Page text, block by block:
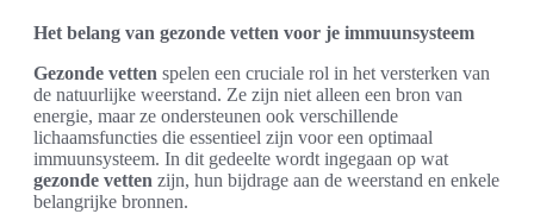
Het belang van gezonde vetten voor je immuunsysteem
Gezonde vetten spelen een cruciale rol in het versterken van
de natuurlijke weerstand. Ze zijn niet alleen een bron van
energie, maar ze ondersteunen ook verschillende
lichaamsfuncties die essentieel zijn voor een optimaal
immuunsysteem. In dit gedeelte wordt ingegaan op wat
gezonde vetten zijn, hun bijdrage aan de weerstand en enkele
belangrijke bronnen.